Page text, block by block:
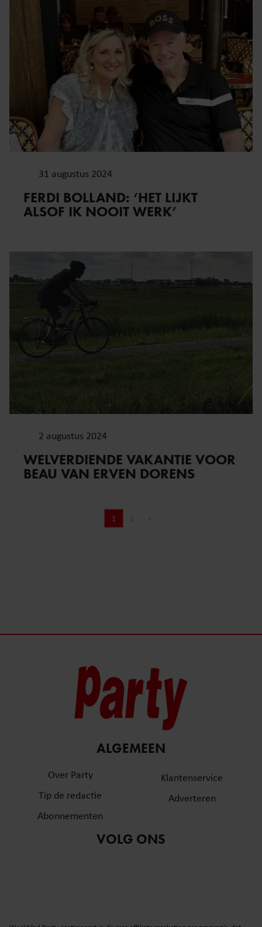
31 augustus 2024
FERDI BOLLAND: ‘HET LIJKT
ALSOF IK NOOIT WERK’
2 augustus 2024
WELVERDIENDE VAKANTIE VOOR
BEAU VAN ERVEN DORENS
Pagina
1
ALGEMEEN
Over Party
Tip de redactie
Abonnementen
Klantenservice
Adverteren
VOLG ONS